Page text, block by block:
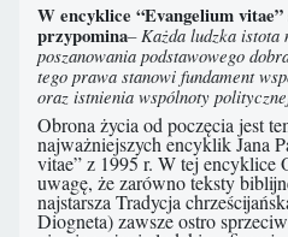
W encyklice “Evangelium vitae”
przypomina– Każda ludzka istota
poszanowania podstawowego
tego prawa stanowi fundament
oraz istnienia wspólnoty
Obrona życia od poczęcia jest
najważniejszych encyklik Jana
vitae” z 1995 r. W tej encyklice
uwagę, że zarówno teksty
najstarsza Tradycja
Diogneta) zawsze ostro